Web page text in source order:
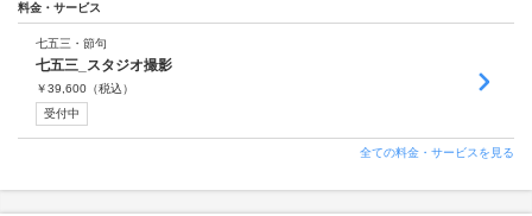
料金・サービス
七五三・節句
七五三_スタジオ撮影
￥39,600 （税込）
受付中
全ての料金・サービスを見る